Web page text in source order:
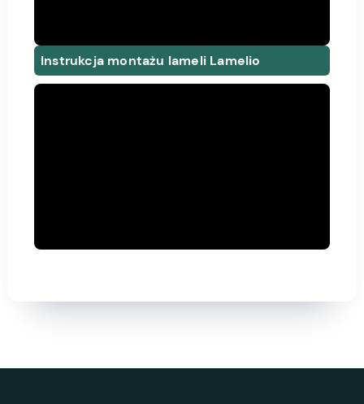
Instrukcja montażu lameli Lamelio